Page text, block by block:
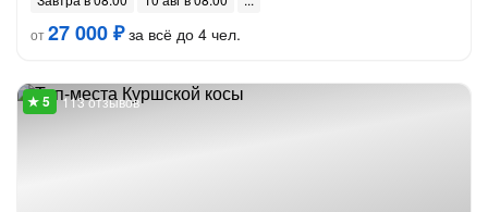
от27 000 ₽за всё до 4 чел.
113 отзывов